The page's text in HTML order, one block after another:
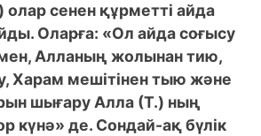
сенен құрметті айда
Оларға: «Ол айда соғысу
Алланың жолынан тию,
Харам мешітінен тыю және
шығару Алла (Т.) ның
күнә» де. Сондай-ақ бүлік